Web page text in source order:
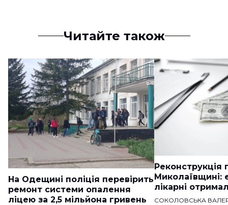
Читайте також
На Одещині поліція перевірить
ремонт системи опалення
ліцею за 2,5 мільйона гривень
Реконструкція
Миколаївщині:
лікарні
СОКОЛОВСЬКА